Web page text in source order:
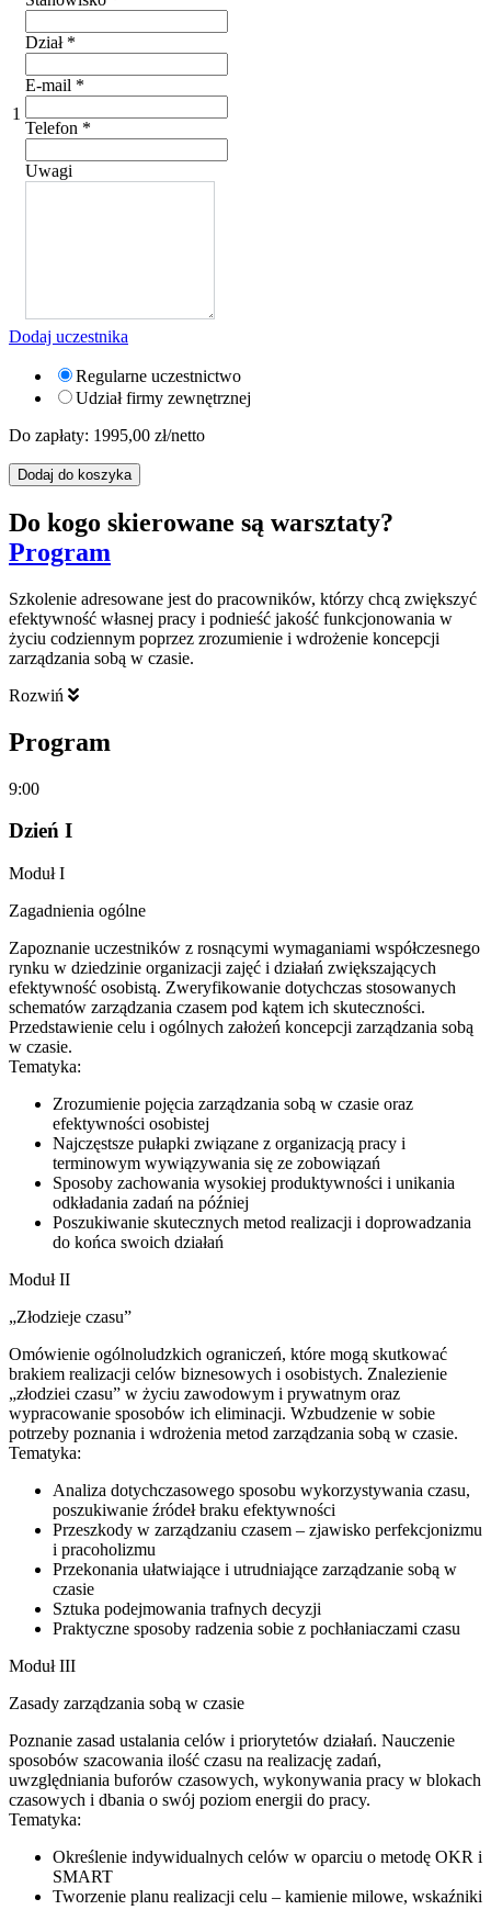
1
Dział *
E-mail *
Telefon *
Uwagi
Dodaj uczestnika
Regularne uczestnictwo
Udział firmy zewnętrznej
Do zapłaty: 1995,00 zł/netto
Dodaj do koszyka
Do kogo skierowane są warsztaty?
Program
Szkolenie adresowane jest do pracowników, którzy chcą zwiększyć
efektywność własnej pracy i podnieść jakość funkcjonowania w
życiu codziennym poprzez zrozumienie i wdrożenie koncepcji
zarządzania sobą w czasie.
Rozwiń
Program
9:00
Dzień I
Moduł I
Zagadnienia ogólne
Zapoznanie uczestników z rosnącymi wymaganiami współczesnego
rynku w dziedzinie organizacji zajęć i działań zwiększających
efektywność osobistą. Zweryfikowanie dotychczas stosowanych
schematów zarządzania czasem pod kątem ich skuteczności.
Przedstawienie celu i ogólnych założeń koncepcji zarządzania sobą
w czasie.
Tematyka:
Zrozumienie pojęcia zarządzania sobą w czasie oraz
efektywności osobistej
Najczęstsze pułapki związane z organizacją pracy i
terminowym wywiązywania się ze zobowiązań
Sposoby zachowania wysokiej produktywności i unikania
odkładania zadań na później
Poszukiwanie skutecznych metod realizacji i doprowadzania
do końca swoich działań
Moduł II
„Złodzieje czasu”
Omówienie ogólnoludzkich ograniczeń, które mogą skutkować
brakiem realizacji celów biznesowych i osobistych. Znalezienie
„złodziei czasu” w życiu zawodowym i prywatnym oraz
wypracowanie sposobów ich eliminacji. Wzbudzenie w sobie
potrzeby poznania i wdrożenia metod zarządzania sobą w czasie.
Tematyka:
Analiza dotychczasowego sposobu wykorzystywania czasu,
poszukiwanie źródeł braku efektywności
Przeszkody w zarządzaniu czasem – zjawisko perfekcjonizmu
i pracoholizmu
Przekonania ułatwiające i utrudniające zarządzanie sobą w
czasie
Sztuka podejmowania trafnych decyzji
Praktyczne sposoby radzenia sobie z pochłaniaczami czasu
Moduł III
Zasady zarządzania sobą w czasie
Poznanie zasad ustalania celów i priorytetów działań. Nauczenie
sposobów szacowania ilość czasu na realizację zadań,
uwzględniania buforów czasowych, wykonywania pracy w blokach
czasowych i dbania o swój poziom energii do pracy.
Tematyka:
Określenie indywidualnych celów w oparciu o metodę OKR i
SMART
Tworzenie planu realizacji celu – kamienie milowe, wskaźniki